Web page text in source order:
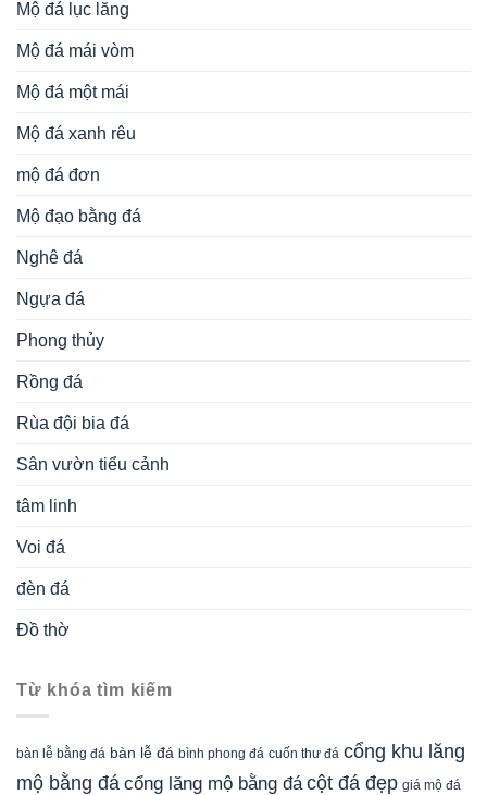
Mộ đá lục lăng
Mộ đá mái vòm
Mộ đá một mái
Mộ đá xanh rêu
mộ đá đơn
Mộ đạo bằng đá
Nghê đá
Ngựa đá
Phong thủy
Rồng đá
Rùa đội bia đá
Sân vườn tiểu cảnh
tâm linh
Voi đá
đèn đá
Đồ thờ
Từ khóa tìm kiếm
bàn lễ bằng đá bàn lễ đá bình phong đá cuốn thư đá cổng khu lăng
mộ bằng đá cổng lăng mộ bằng đá cột đá đẹp giá mộ đá